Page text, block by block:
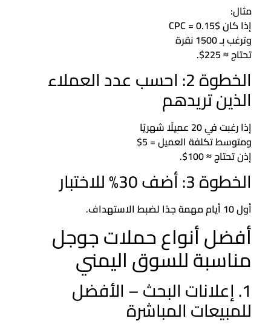
مثال:
إذا كان CPC = 0.15$
وترغب بـ 1500 نقرة
تحتاج ≈ 225$.
الخطوة 2: احسب عدد العملاء
الذين تريدهم
إذا رغبت في 20 عميلًا شهريًا
ومتوسط تكلفة العميل = 5$
إذن تحتاج ≈ 100$.
الخطوة 3: أضف 30% للاختبار
أول 10 أيام مهمة جدًا لضبط الاستهداف.
أفضل أنواع حملات جوجل
مناسبة للسوق اليمني
1. إعلانات البحث – الأفضل
للمبيعات المباشرة